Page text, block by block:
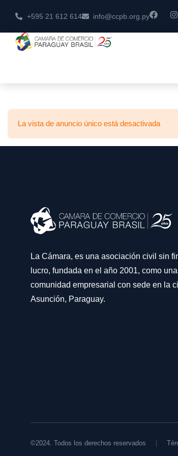
+595 21 612 614 info@ccpb.org.py
La vista de anuncio único está desactivada
La Cámara, es una asociación civil sin
lucro, fundada en el año 2001, como una
comunidad empresarial con sede en la
Asunción, Paraguay.
©2024. Todos los derechos reservados